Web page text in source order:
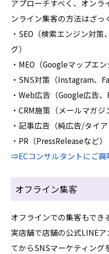
アプローチすべく、オンラ
ンライン集客の方法はざっ
・SEO（検索エンジン対
グ）
・MEO（Googleマップエン
・SNS対策（Instagram、
・Web広告（Google広告、
・CRM施策（メールマガジ
・記事広告（純広告/タイア
・PR（PressReleaseなど）
⇒ECコンサルタントにご
オフライン集客
オフラインでの集客もでき
実店舗で店舗の公式LINE
てからSNSマーケティング